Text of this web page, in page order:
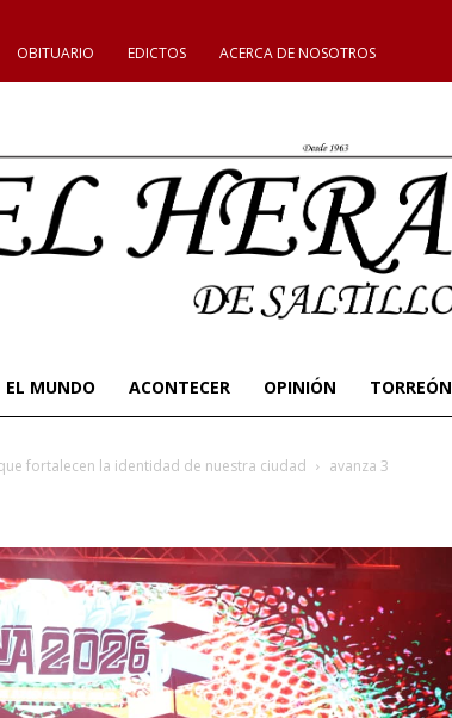
OBITUARIO EDICTOS ACERCA DE NOSOTROS
EL MUNDO ACONTECER OPINIÓN TORREÓN
fortalecen la identidad de nuestra ciudad avanza 3